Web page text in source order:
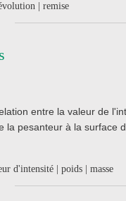
| remise
entre la valeur de
la pesanteur à la surface
d'intensité | poids | masse